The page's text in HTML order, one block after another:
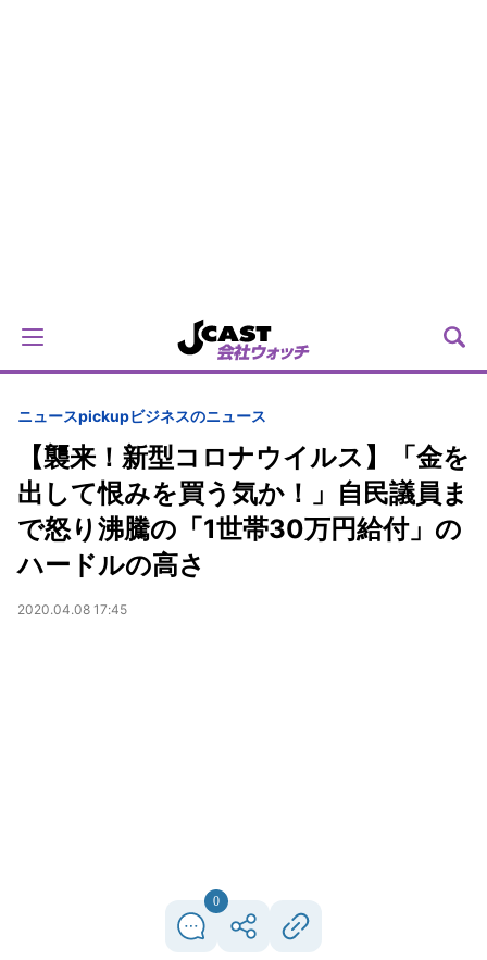
ニュースpickupビジネスのニュース
【襲来！新型コロナウイルス】「金を
出して恨みを買う気か！」自民議員ま
で怒り沸騰の「1世帯30万円給付」の
ハードルの高さ
2020.04.08 17:45
0